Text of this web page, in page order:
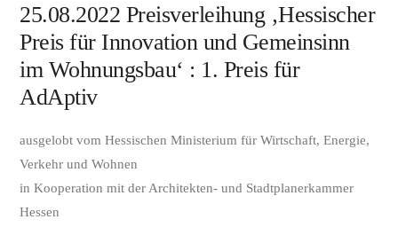
25.08.2022 Preisverleihung ‚Hessischer
Preis für Innovation und Gemeinsinn
im Wohnungsbau‘ : 1. Preis für
AdAptiv
ausgelobt vom Hessischen Ministerium für Wirtschaft, Energie,
Verkehr und Wohnen
in Kooperation mit der Architekten- und Stadtplanerkammer
Hessen